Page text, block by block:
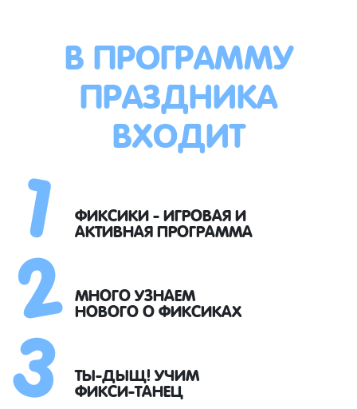
В ПРОГРАММУ
ПРАЗДНИКА
ВХОДИТ
ФИКСИКИ - ИГРОВАЯ И
АКТИВНАЯ ПРОГРАММА
МНОГО УЗНАЕМ
НОВОГО О ФИКСИКАХ
ТЫ-ДЫЩ! УЧИМ
ФИКСИ-ТАНЕЦ